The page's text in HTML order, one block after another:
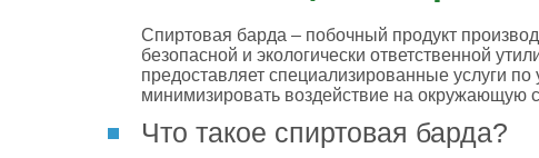
Спиртовая барда – побочный продукт
безопасной и экологически ответственной
предоставляет специализированные услуги
минимизировать воздействие на окружающую
Что такое спиртовая барда?